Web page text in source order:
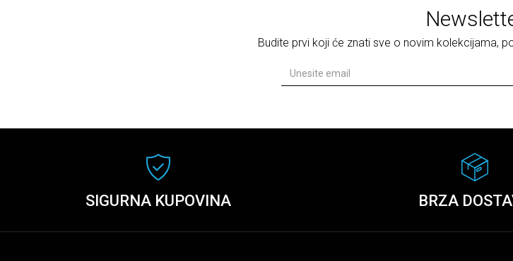
Budite prvi koji će znati sve o novim kolekcijama,
SIGURNA KUPOVINA BRZA